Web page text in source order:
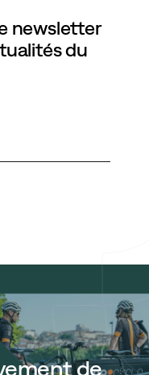
newsletter
du
de